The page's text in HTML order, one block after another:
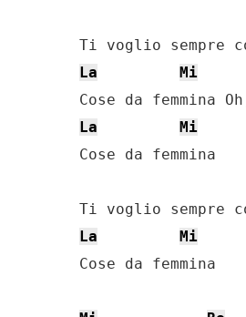
La
Mi
La
Mi
Cose da femmina
La
Mi
Cose da femmina